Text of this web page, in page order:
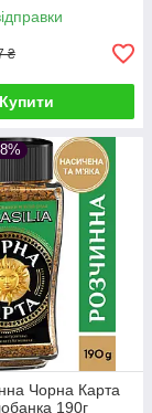
₴
Купити
Чорна Карта
190г